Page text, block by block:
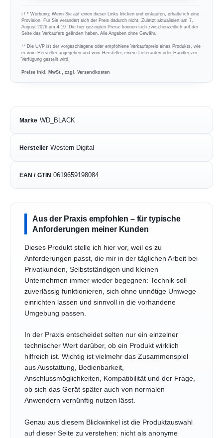
ℹ︎ / * Werbung: Wenn Sie auf einen dieser Links klicken und einkaufen, erhalte ich eine
Provision. Für Sie verändert sich der Preis dadurch nicht. Zuletzt aktualisiert am 7.
August 2026 um 4:19. Die hier gezeigten Preise können sich zwischenzeitlich auf der
Seite des Verkäufers geändert haben. Alle Angaben ohne Gewähr.
** Die UVP ist der vorgeschlagene oder empfohlene Verkaufspreis eines Produkts, wie
er vom Hersteller angegeben und vom Hersteller, einem Lieferanten oder Händler zur
Verfügung gestellt wird.
Preise inkl. MwSt., zzgl. Versandkosten
Marke WD_BLACK
Hersteller Western Digital
EAN / GTIN 0619659198084
Aus der Praxis empfohlen – für typische
Anforderungen meiner Kunden
Dieses Produkt stelle ich hier vor, weil es zu
Anforderungen passt, die mir in der täglichen Arbeit bei
Privatkunden, Selbstständigen und kleinen
Unternehmen immer wieder begegnen: Technik soll
zuverlässig funktionieren, sich ohne unnötige Umwege
einrichten lassen und sinnvoll in die vorhandene
Umgebung passen.
In der Praxis entscheidet selten nur ein einzelner
technischer Wert darüber, ob ein Produkt wirklich
hilfreich ist. Wichtig ist vielmehr das Zusammenspiel
aus Ausstattung, Bedienbarkeit,
Anschlussmöglichkeiten, Kompatibilität und der Frage,
ob sich das Gerät später auch von normalen
Anwendern vernünftig nutzen lässt.
Genau aus diesem Blickwinkel ist die Produktauswahl
auf dieser Seite zu verstehen: nicht als anonyme